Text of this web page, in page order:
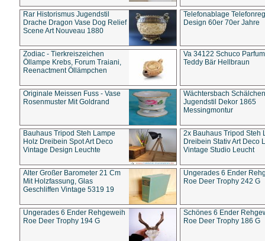
Rar Historismus Jugendstil
Drache Dragon Vase Dog Relief
Scene Art Nouveau 1880
Telefonablage
Design 60er 70er Jahre
Zodiac - Tierkreiszeichen
Öllampe Krebs, Forum Traiani,
Reenactment Öllämpchen
Va 34122 Schuco
Teddy Bär Hellbraun
Originale Meissen Fuss - Vase
Rosenmuster Mit Goldrand
Wächtersbach Schälchen
Jugendstil Dekor 1865
Messingmontur
Bauhaus Tripod Steh Lampe
Holz Dreibein Spot Art Deco
Vintage Design Leuchte
2x Bauhaus Tripod Steh
Dreibein Stativ Art Deco
Vintage Studio Leucht
Alter Großer Barometer 21 Cm
Mit Holzfassung, Glas
Geschliffen Vintage 5319 19
Ungerades 6 Ender
Roe Deer Trophy 242 G
Ungerades 6 Ender Rehgeweih
Roe Deer Trophy 194 G
Schönes 6 Ender
Roe Deer Trophy 186 G